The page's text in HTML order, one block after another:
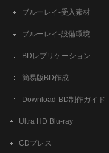
ブルーレイ-受入素材
ブルーレイ-設備環境
BDレプリケーション
簡易版BD作成
​Download-BD制作ガイド
Ultra HD Blu-ray
CDプレス